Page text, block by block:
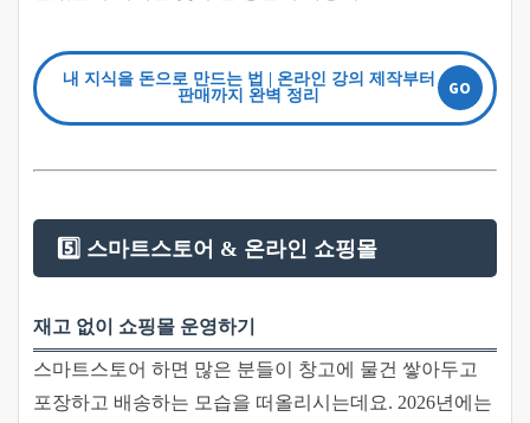
내 지식을 돈으로 만드는 법 | 온라인 강의 제작부터
판매까지 완벽 정리
5️⃣ 스마트스토어 & 온라인 쇼핑몰
재고 없이 쇼핑몰 운영하기
스마트스토어 하면 많은 분들이 창고에 물건 쌓아두고
포장하고 배송하는 모습을 떠올리시는데요. 2026년에는